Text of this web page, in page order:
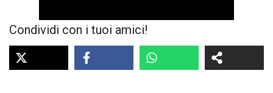
Condividi con i tuoi amici!